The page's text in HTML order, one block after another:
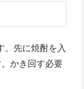
。先に焼酎を入
かき回す必要